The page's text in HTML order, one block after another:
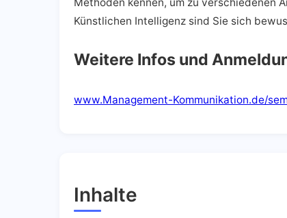
Methoden kennen, um zu verschiedenen
Künstlichen Intelligenz sind Sie sich
Weitere Infos und
www.Management-Kommunikation.de/
Inhalte